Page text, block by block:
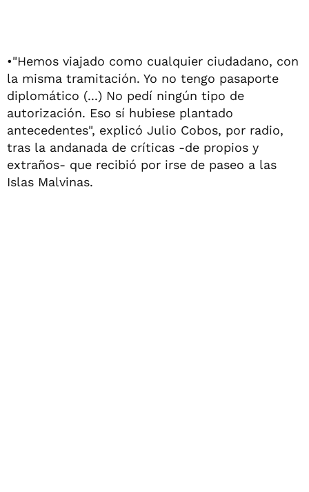
•"Hemos viajado como cualquier ciudadano, con
la misma tramitación. Yo no tengo pasaporte
diplomático (...) No pedí ningún tipo de
autorización. Eso sí hubiese plantado
antecedentes", explicó Julio Cobos, por radio,
tras la andanada de críticas -de propios y
extraños- que recibió por irse de paseo a las
Islas Malvinas.